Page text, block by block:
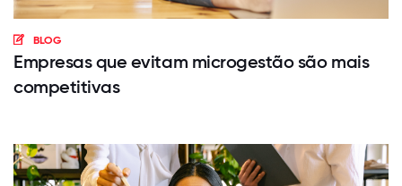
BLOG
Empresas que evitam microgestão são mais
competitivas